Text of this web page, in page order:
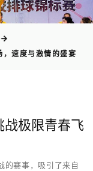
速度与激情的盛宴
战极限青春飞
的赛事，吸引了来自